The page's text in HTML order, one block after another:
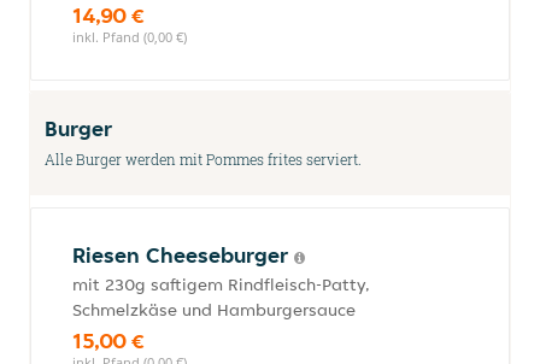
14,90 €
inkl. Pfand (0,00 €)
Burger
Alle Burger werden mit Pommes frites serviert.
Riesen Cheeseburger
mit 230g saftigem Rindfleisch-Patty,
Schmelzkäse und Hamburgersauce
15,00 €